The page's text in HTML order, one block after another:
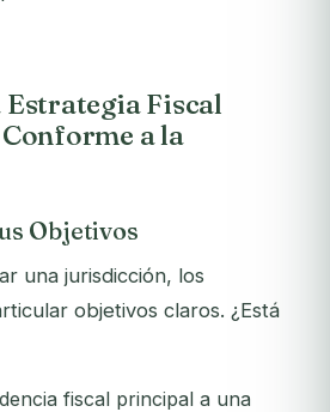
Fiscal
a la
Objetivos
una jurisdicción, los
objetivos claros. ¿Está
fiscal principal a una